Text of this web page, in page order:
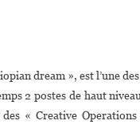
dream », est l’une
2 postes de haut
« Creative Operations